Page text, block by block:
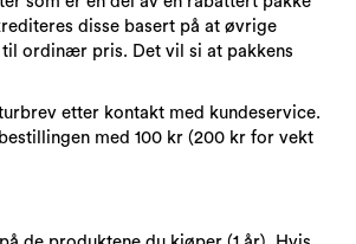
disse basert på at øvrige
ordinær pris. Det vil si at pakkens
etter kontakt med kundeservice.
med 100 kr (200 kr for vekt